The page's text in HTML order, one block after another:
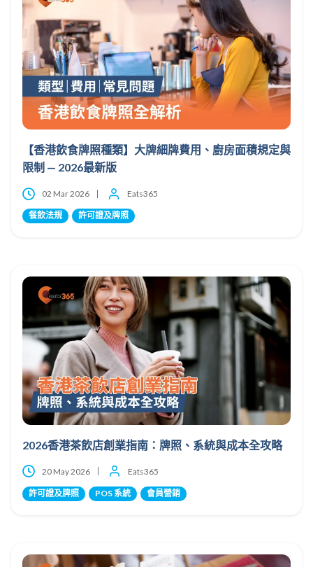
【香港飲食牌照種類】大牌細牌費用、廚房面積規定與
限制 — 2026最新版
02 Mar 2026 Eats365
餐飲法規 許可證及牌照
2026香港茶飲店創業指南：牌照、系統與成本全攻略
20 May 2026 Eats365
許可證及牌照 POS 系統 會員營銷